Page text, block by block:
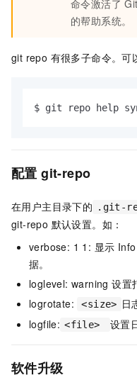
命令激活了
的帮助系统。
git repo 有很多子命令。可
$ git repo help
配置 git-repo
在用户主目录下的 .git-
git-repo 默认设置。如：
verbose: 1 1: 显示
据。
loglevel: warning 设置
logrotate:
<size> 日
logfile: <file> 设置
软件升级